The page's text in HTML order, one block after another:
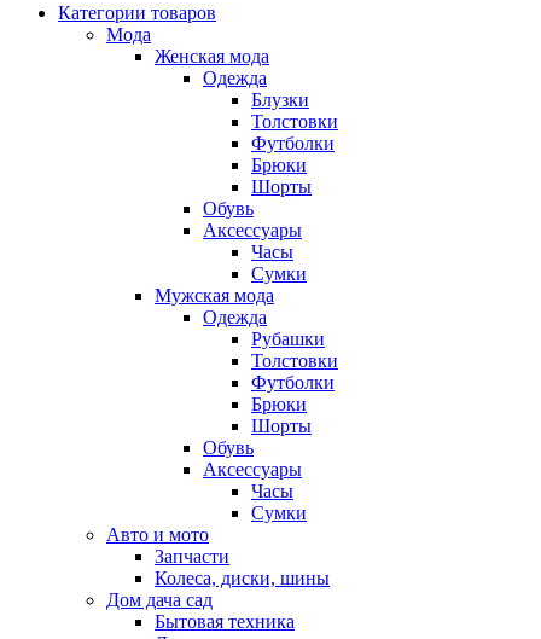
Категории товаров
Мода
Женская мода
Одежда
Блузки
Толстовки
Футболки
Брюки
Шорты
Обувь
Аксессуары
Часы
Сумки
Мужская мода
Одежда
Рубашки
Толстовки
Футболки
Брюки
Шорты
Обувь
Аксессуары
Часы
Сумки
Авто и мото
Запчасти
Колеса, диски, шины
Дом дача сад
Бытовая техника